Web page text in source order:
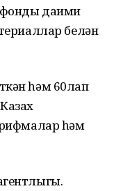
фонды даими
белән
һәм 60лап
һәм